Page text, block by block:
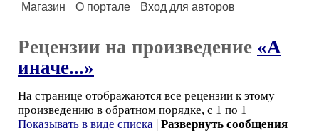
Магазин
О портале Вход для авторов
Рецензии на произведение «А
иначе...»
На странице отображаются все рецензии к этому
произведению в обратном порядке, с 1 по 1
Показывать в виде списка | Развернуть сообщения